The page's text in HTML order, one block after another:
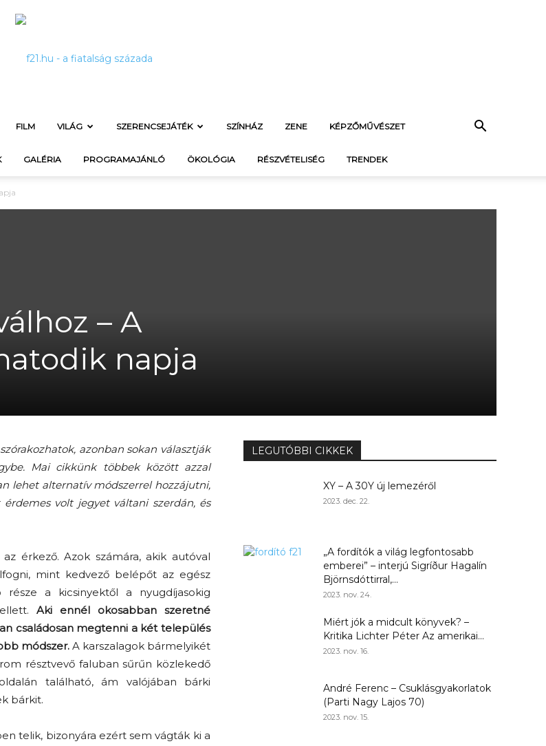
f21.hu
A
százada
FILM VILÁG SZERENCSEJÁTÉK SZÍNHÁZ ZENE KÉPZŐMŰVÉSZET
GALÉRIA PROGRAMAJÁNLÓ ÖKOLÓGIA RÉSZVÉTELISÉG TRENDEK
– A
napja
azonban sokan választják
Mai cikkünk többek között azzal
lehet alternatív módszerrel hozzájutni,
volt jegyet váltani szerdán, és
érkező. Azok számára, akik autóval
mint kedvező belépőt az egész
a kicsinyektől a nyugdíjasokig
Aki ennél okosabban szeretné
családosan megtenni a két település
módszer. A karszalagok bármelyikét
résztvevő faluban sűrűn közlekedő
található, ám valójában bárki
bárkit.
telik, bizonyára ezért sem vágták ki a
LEGUTÓBBI CIKKEK
XY – A 30Y új lemezéről
2023. dec. 22.
„A fordítók a világ legfontosabb
emberei” – interjú Sigríður Hagalín
Björnsdóttirral,...
2023. nov. 24.
Miért jók a midcult könyvek? –
Kritika Lichter Péter Az amerikai...
2023. nov. 16.
André Ferenc – Csuklásgyakorlatok
(Parti Nagy Lajos 70)
2023. nov. 15.